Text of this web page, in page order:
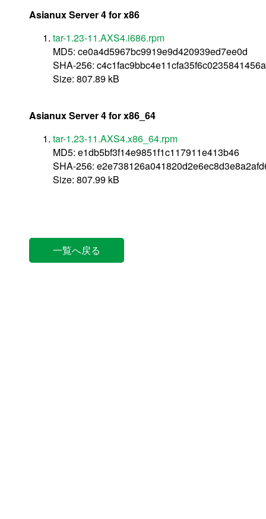
Asianux Server 4 for x86
tar-1.23-11.AXS4.i686.rpm
MD5: ce0a4d5967bc9919e9d420939ed7ee0d
SHA-256:
Size: 807.89 kB
Asianux Server 4 for x86_64
tar-1.23-11.AXS4.x86_64.rpm
MD5: e1db5bf3f14e9851f1c117911e413b46
SHA-256:
Size: 807.99 kB
一覧へ戻る